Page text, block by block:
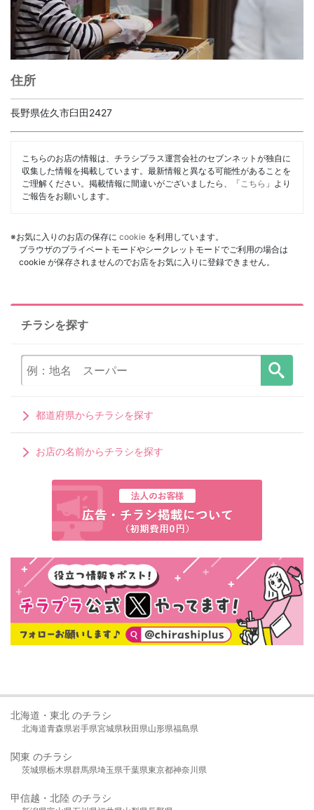
住所
長野県佐久市臼田2427
こちらのお店の情報は、チラシプラス運営会社のセブンネットが独自に
収集した情報を掲載しています。最新情報と異なる可能性があることを
ご理解ください。掲載情報に間違いがございましたら、「 こちら 」より
ご報告をお願いします。
※お気に入りのお店の保存に cookie を利用しています。
ブラウザのプライベートモードやシークレットモードでご利用の場合は
cookie が保存されませんのでお店をお気に入りに登録できません。
チラシを探す
都道府県からチラシを探す
お店の名前からチラシを探す
北海道・東北 のチラシ
北海道青森県岩手県宮城県秋田県山形県福島県
関東 のチラシ
茨城県栃木県群馬県埼玉県千葉県東京都神奈川県
甲信越・北陸 のチラシ